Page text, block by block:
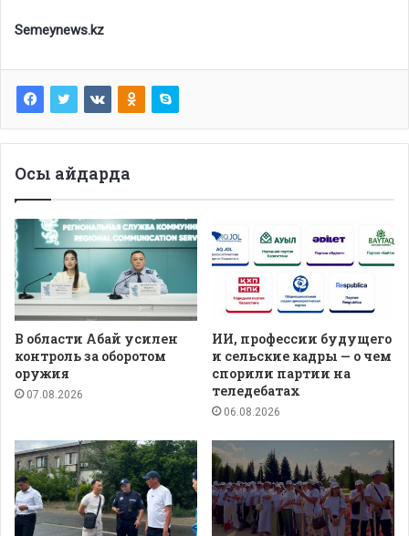
Semeynews.kz
Осы айдарда
В области Абай усилен
контроль за оборотом
оружия
07.08.2026
ИИ, профессии будущего
и сельские кадры — о чем
спорили партии на
теледебатах
06.08.2026